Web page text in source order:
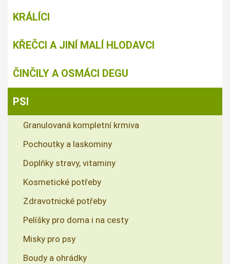
KRÁLÍCI
KŘEČCI A JINÍ MALÍ HLODAVCI
ČINČILY A OSMÁCI DEGU
PSI
Granulovaná kompletní krmiva
Pochoutky a laskominy
Doplňky stravy, vitaminy
Kosmetické potřeby
Zdravotnické potřeby
Pelíšky pro doma i na cesty
Misky pro psy
Boudy a ohrádky